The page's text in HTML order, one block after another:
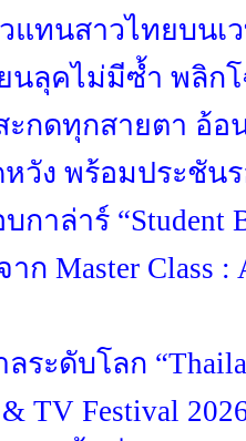
แทนสาวไทยบนเ
นลุคไม่มีซ้ำ พลิก
ะกดทุกสายตา อ้
วัง พร้อมประชัน
กาล่าร์ “Student
ก Master Class :
ระดับโลก
TV Festival